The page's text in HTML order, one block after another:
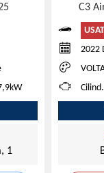
1
C3
2022